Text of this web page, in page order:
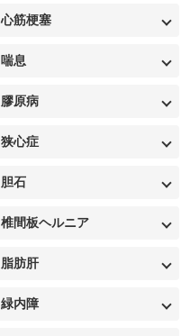
心筋梗塞
喘息
膠原病
狭心症
胆石
椎間板ヘルニア
脂肪肝
緑内障